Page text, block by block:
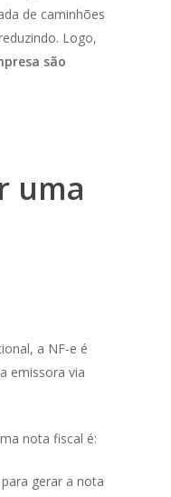
de caminhões
Logo,
são
uma
a NF-e é
emissora via
nota fiscal é:
gerar a nota